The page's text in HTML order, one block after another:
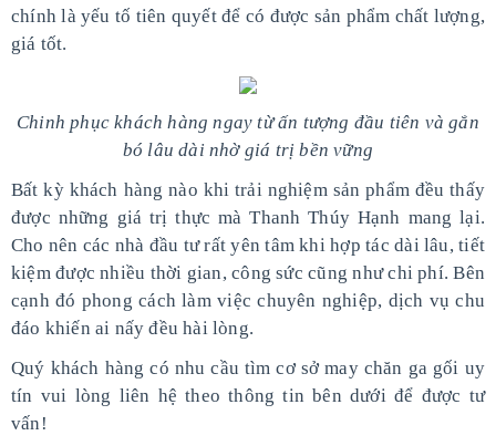
chính là yếu tố tiên quyết để có được sản phẩm chất lượng,
giá tốt.
Chinh phục khách hàng ngay từ ấn tượng đầu tiên và gắn
bó lâu dài nhờ giá trị bền vững
Bất kỳ khách hàng nào khi trải nghiệm sản phẩm đều thấy
được những giá trị thực mà Thanh Thúy Hạnh mang lại.
Cho nên các nhà đầu tư rất yên tâm khi hợp tác dài lâu, tiết
kiệm được nhiều thời gian, công sức cũng như chi phí. Bên
cạnh đó phong cách làm việc chuyên nghiệp, dịch vụ chu
đáo khiến ai nấy đều hài lòng.
Quý khách hàng có nhu cầu tìm cơ sở may chăn ga gối uy
tín vui lòng liên hệ theo thông tin bên dưới để được tư
vấn!